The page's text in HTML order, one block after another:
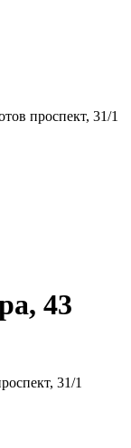
проспект, 31/1
43
31/1